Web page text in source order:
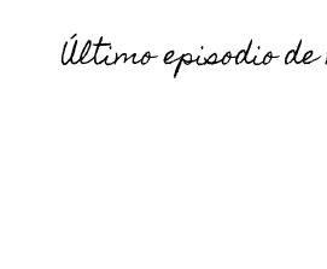
Último episodio